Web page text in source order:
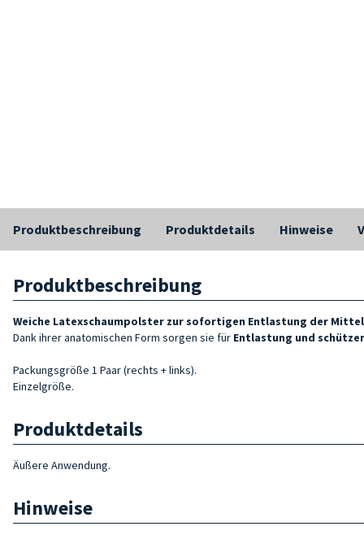
Produktbeschreibung Produktdetails Hinweise
Produktbeschreibung
Weiche Latexschaumpolster zur sofortigen Entlastung der
Dank ihrer anatomischen Form sorgen sie für Entlastung und
Packungsgröße 1 Paar (rechts + links).
Einzelgröße.
Produktdetails
Äußere Anwendung.
Hinweise